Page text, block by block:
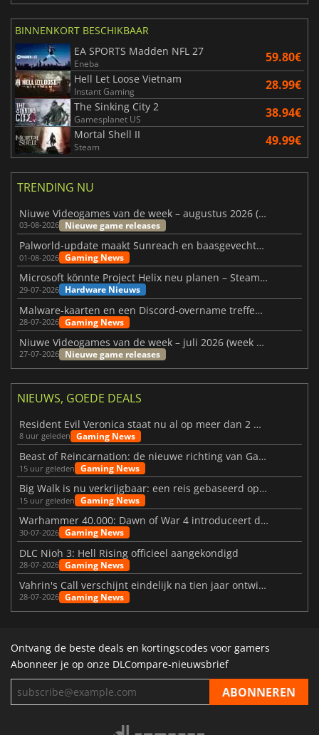
BINNENKORT BESCHIKBAAR
EA SPORTS Madden NFL 27
Eneba 59.80€
Hell Let Loose Vietnam
Instant Gaming 28.99€
The Sinking City 2
Gamesplanet US 38.94€
Mortal Shell II
Steam 49.99€
TRENDING NU
Niuwe Videogames van de week – augustus 2026 (week 32)
03-08-2026 Nieuwe game releases
Palworld-update maakt Sunreach en baasgevechten stabieler
01-08-2026 Gaming News
Microsoft könnte Project Helix neu planen – Steam-Support wackelt
29-07-2026 Hardware Nieuws
Malware-kaarten en een Discord-overname treffen Meccha Chameleon
28-07-2026 Gaming News
Niuwe Videogames van de week – juli 2026 (week 31)
27-07-2026 Nieuwe game releases
NIEUWS, GOEDE DEALS
Resident Evil Veronica staat nu al op meer dan 2 miljoen verlanglijstjes
8 uur geleden Gaming News
Beast of Reincarnation: de nieuwe richting van Game Freak
15 uur geleden Gaming News
Big Walk is nu verkrijgbaar: een reis gebaseerd op vriendschap
15 uur geleden Gaming News
Warhammer 40.000: Dawn of War 4 introduceert de Necron-factie
30-07-2026 Gaming News
DLC Nioh 3: Hell Rising officieel aangekondigd
28-07-2026 Gaming News
Vahrin's Call verschijnt eindelijk na tien jaar ontwikkeling
28-07-2026 Gaming News
Ontvang de beste deals en kortingscodes voor gamers
Abonneer je op onze DLCompare-nieuwsbrief